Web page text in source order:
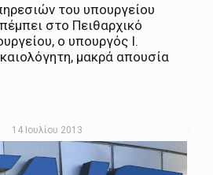
του υπουργείου
στο Πειθαρχικό
ο υπουργός Ι.
μακρά απουσία
14 Ιουλίου 2013